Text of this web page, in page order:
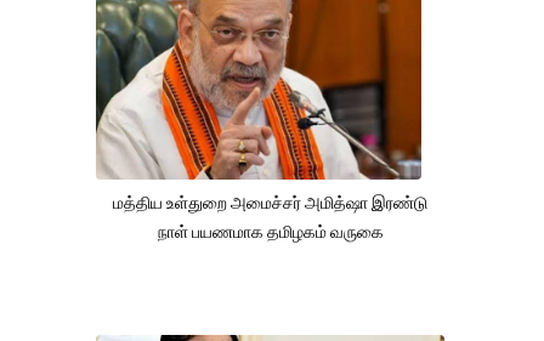
மத்திய உள்துறை அமைச்சர் அமித்ஷா இரண்டு
நாள் பயணமாக தமிழகம் வருகை